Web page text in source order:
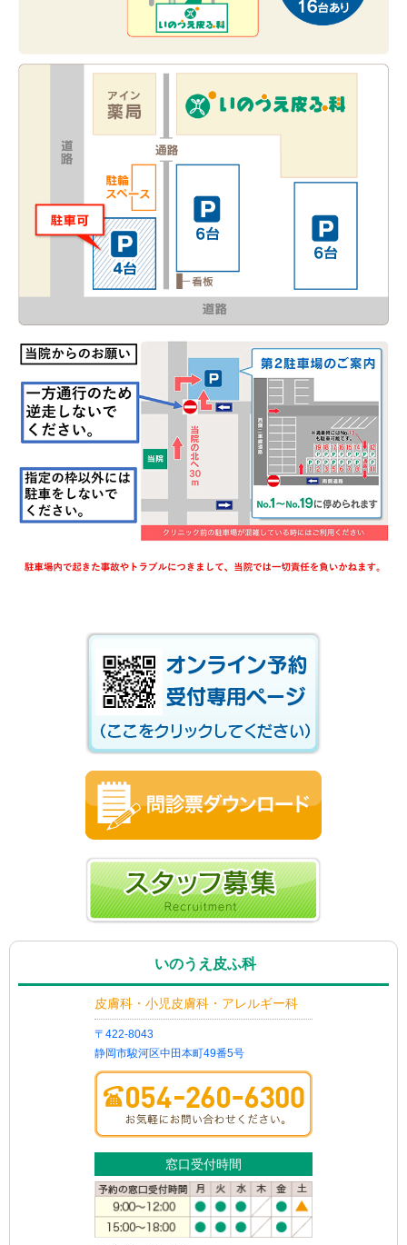
いのうえ皮ふ科
皮膚科・小児皮膚科・アレルギー科
〒422-8043
静岡市駿河区中田本町49番5号
窓口受付時間